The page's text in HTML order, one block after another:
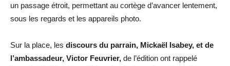
un passage étroit, permettant au cortège d’avancer lentement,
sous les regards et les appareils photo.
Sur la place, les discours du parrain, Mickaël Isabey, et de
l’ambassadeur, Victor Feuvrier, de l’édition ont rappelé